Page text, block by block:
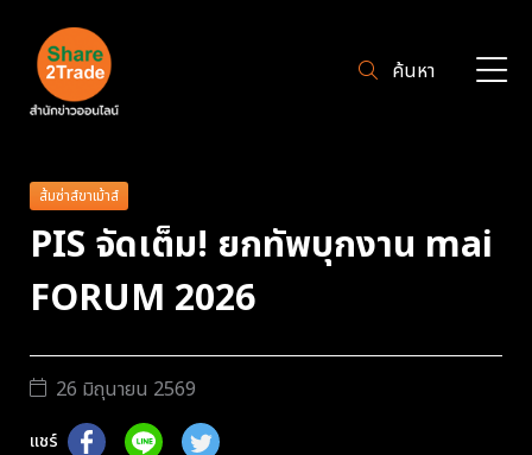
ค้นหา
ส้มซ่าส์ขาเม้าส์
PIS จัดเต็ม! ยกทัพบุกงาน mai
FORUM 2026
26 มิถุนายน 2569
แชร์